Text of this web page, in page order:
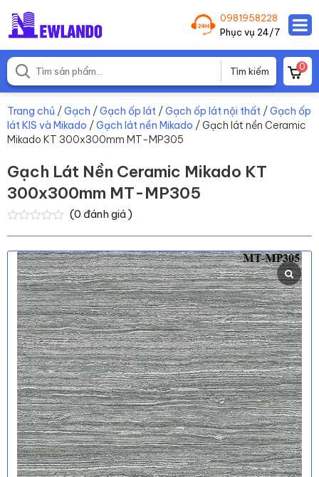
0981958228
Phục vụ 24/7
0
Trang chủ /Gạch /Gạch ốp lát /Gạch ốp lát nội thất /Gạch ốp
lát KIS và Mikado /Gạch lát nền Mikado / Gạch lát nền Ceramic
Mikado KT 300x300mm MT-MP305
Gạch Lát Nền Ceramic Mikado KT
300x300mm MT-MP305
5
dựa
trên
đánh
giá
(0 đánh giá )